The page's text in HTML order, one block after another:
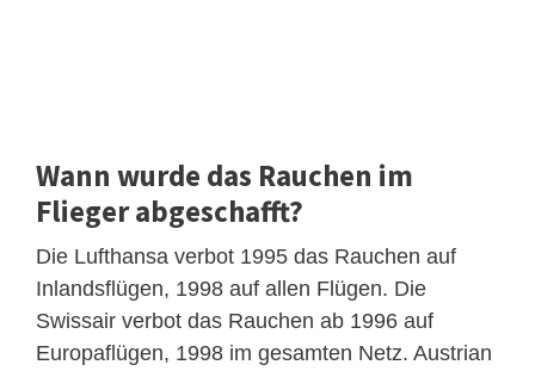
Wann wurde das Rauchen im
Flieger abgeschafft?
Die Lufthansa verbot 1995 das Rauchen auf
Inlandsflügen, 1998 auf allen Flügen. Die
Swissair verbot das Rauchen ab 1996 auf
Europaflügen, 1998 im gesamten Netz. Austrian